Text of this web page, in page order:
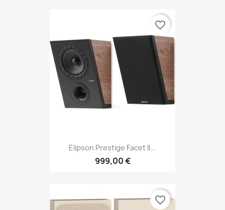
Elipson Prestige Facet II...
999,00 €
favorite_border
favorite_border